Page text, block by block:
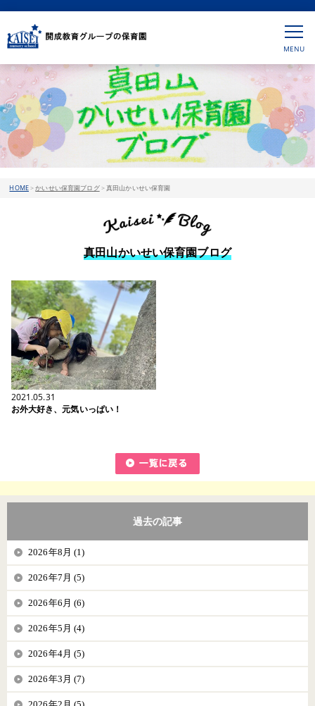
HOME>かいせい保育園ブログ>真田山かいせい保育園
真田山かいせい保育園ブログ
2021.05.31
お外大好き、元気いっぱい！
過去の記事
2026年8月 (1)
2026年7月 (5)
2026年6月 (6)
2026年5月 (4)
2026年4月 (5)
2026年3月 (7)